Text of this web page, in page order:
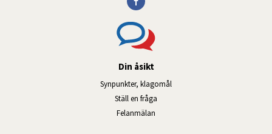
Din åsikt
Synpunkter, klagomål
Ställ en fråga
Felanmälan